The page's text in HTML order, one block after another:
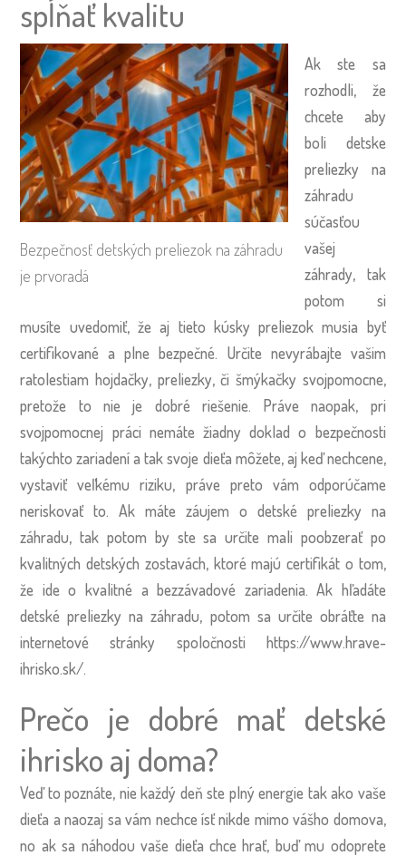
spĺňať kvalitu
Bezpečnosť detských preliezok na záhradu
je prvoradá
Ak ste sa
rozhodli, že
chcete aby
boli detske
preliezky na
záhradu
súčasťou
vašej
záhrady, tak
potom si
musíte uvedomiť, že aj tieto kúsky preliezok musia byť
certifikované a plne bezpečné. Určite nevyrábajte vašim
ratolestiam hojdačky, preliezky, či šmýkačky svojpomocne,
pretože to nie je dobré riešenie. Práve naopak, pri
svojpomocnej práci nemáte žiadny doklad o bezpečnosti
takýchto zariadení a tak svoje dieťa môžete, aj keď nechcene,
vystaviť veľkému riziku, práve preto vám odporúčame
neriskovať to. Ak máte záujem o detské preliezky na
záhradu, tak potom by ste sa určite mali poobzerať po
kvalitných detských zostavách, ktoré majú certifikát o tom,
že ide o kvalitné a bezzávadové zariadenia. Ak hľadáte
detské preliezky na záhradu, potom sa určite obráťte na
internetové stránky spoločnosti https://www.hrave-
ihrisko.sk/.
Prečo je dobré mať detské
ihrisko aj doma?
Veď to poznáte, nie každý deň ste plný energie tak ako vaše
dieťa a naozaj sa vám nechce ísť nikde mimo vášho domova,
no ak sa náhodou vaše dieťa chce hrať, buď mu odoprete